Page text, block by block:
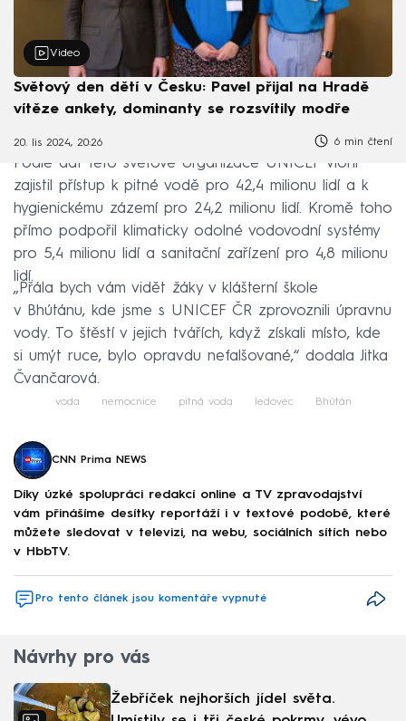
Video
Světový den dětí v Česku: Pavel přijal na Hradě
vítěze ankety, dominanty se rozsvítily modře
20. lis 2024, 20:26 6 min čtení
Podle dat této světové organizace UNICEF vloni
zajistil přístup k pitné vodě pro 42,4 milionu lidí a k
hygienickému zázemí pro 24,2 milionu lidí. Kromě toho
přímo podpořil klimaticky odolné vodovodní systémy
pro 5,4 milionu lidí a sanitační zařízení pro 4,8 milionu
lidí.
„Přála bych vám vidět žáky v klášterní škole
v Bhútánu, kde jsme s UNICEF ČR zprovoznili úpravnu
vody. To štěstí v jejich tvářích, když získali místo, kde
si umýt ruce, bylo opravdu nefalšované,“ dodala Jitka
Čvančarová.
voda nemocnice pitná voda ledovec Bhútán
CNN Prima NEWS
Díky úzké spolupráci redakcí online a TV zpravodajství
vám přinášíme desítky reportáží i v textové podobě, které
můžete sledovat v televizi, na webu, sociálních sítích nebo
v HbbTV.
Pro tento článek jsou komentáře vypnuté
Návrhy pro vás
Žebříček nejhorších jídel světa.